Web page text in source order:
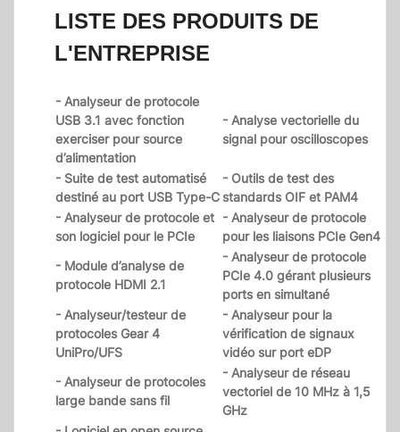
LISTE DES PRODUITS DE
L'ENTREPRISE
- Analyseur de protocole
USB 3.1 avec fonction
exerciser pour source
d’alimentation
- Analyse vectorielle du
signal pour oscilloscopes
- Suite de test automatisé
destiné au port USB Type-C
- Outils de test des
standards OIF et PAM4
- Analyseur de protocole et
son logiciel pour le PCIe
- Analyseur de protocole
pour les liaisons PCIe Gen4
- Module d’analyse de
protocole HDMI 2.1
- Analyseur de protocole
PCIe 4.0 gérant plusieurs
ports en simultané
- Analyseur/testeur de
protocoles Gear 4
UniPro/UFS
- Analyseur pour la
vérification de signaux
vidéo sur port eDP
- Analyseur de protocoles
large bande sans fil
- Analyseur de réseau
vectoriel de 10 MHz à 1,5
GHz